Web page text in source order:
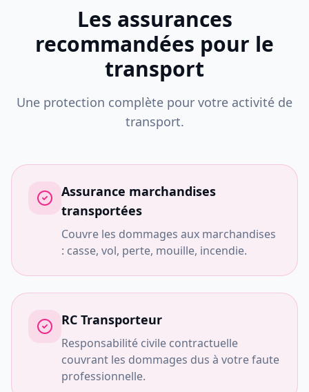
Les assurances
recommandées pour le
transport
Une protection complète pour votre activité de
transport.
Assurance marchandises
transportées
Couvre les dommages aux marchandises
: casse, vol, perte, mouille, incendie.
RC Transporteur
Responsabilité civile contractuelle
couvrant les dommages dus à votre faute
professionnelle.